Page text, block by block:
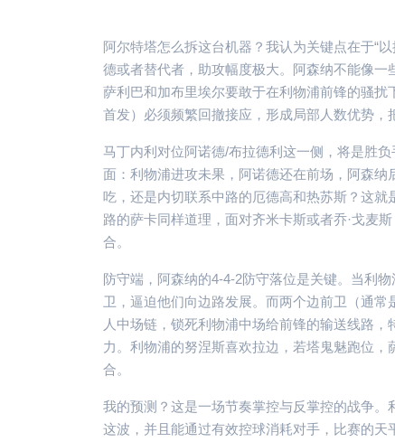
阿尔特塔怎么拆这台机器？我认为关键点在于“
德或者替代者，助攻幅度极大。阿森纳不能像一
萨利巴和加布里埃尔要敢于在利物浦前锋的骚
首发）必须频繁回撤接应，形成局部人数优势，
马丁内利对位阿诺德/布拉德利这一侧，将是胜
面：利物浦进攻未果，阿诺德还在前场，阿森
吃，还是内切联系中路的厄德高和热苏斯？这就
路的萨卡同样道理，面对齐米卡斯或者乔·戈麦
合。
防守端，阿森纳的4-4-2防守落位是关键。当利
卫，逼迫他们向边路发展。而两个边前卫（通
人中场链，锁死利物浦中场给前锋的输送线路
力。利物浦的努涅斯喜欢拉边，若塔鬼魅跑位
合。
我的预测？这是一场节奏掌控与反掌控的战争
这波，并且能通过有效控球消耗对手，比赛的